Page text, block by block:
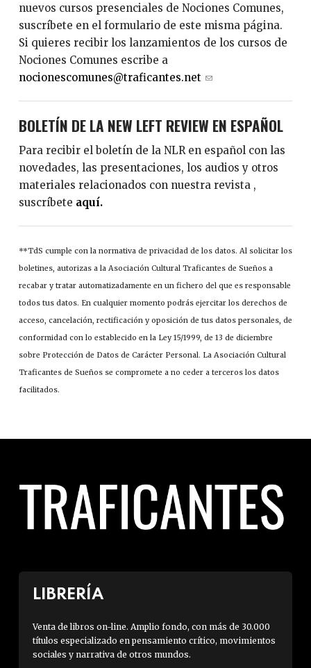
m
nuevos cursos presenciales de Nociones Comunes,
suscríbete en el formulario de este misma página.
Si quieres recibir los lanzamientos de los cursos de
Nociones Comunes escribe a
nocionescomunes@traficantes.net (
n
k
s
e
e
-
m
a
i
l
)
BOLETÍN DE LA NEW LEFT REVIEW EN ESPAÑOL
Para recibir el boletín de la NLR en español con las
novedades, las presentaciones, los audios y otros
materiales relacionados con nuestra revista ,
suscríbete aquí.
**TdS cumple con la normativa de privacidad de los datos. Al solicitar los
boletines, autorizas a la Asociación Cultural Traficantes de Sueños a
recabar y tratar automatizadamente en un fichero del que es responsable
todos tus datos. En cualquier momento podrás ejercitar los derechos de
acceso, cancelación, rectificación y oposición de tus datos personales, de
conformidad con lo establecido en la Ley 15/1999, de 13 de diciembre
sobre Protección de Datos de Carácter Personal. La Asociación Cultural
Traficantes de Sueños se compromete a no ceder a terceros los datos
facilitados.
LIBRERÍA
Venta de libros on-line. Amplio fondo, con más de 30.000
títulos especializado en pensamiento crítico, movimientos
sociales y narrativa de otros mundos.